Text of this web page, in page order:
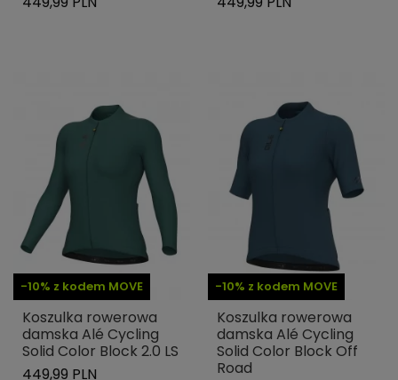
-10% z kodem MOVE
Koszulka rowerowa
damska Alé Cycling
Solid Color Block 2.0 LS
449,99 PLN
-10% z kodem MOVE
Koszulka rowerowa
damska Alé Cycling
Solid Color Block Off
Road